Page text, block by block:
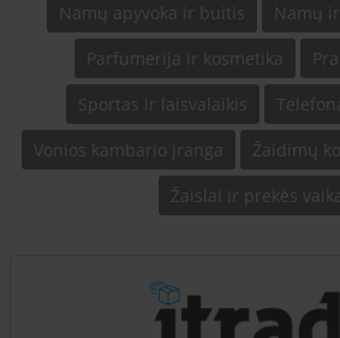
Namų apyvoka ir buitis
Namų
Parfumerija ir kosmetika
Sportas ir laisvalaikis
Vonios kambario įranga
Žaidimų
Žaislai ir prekės